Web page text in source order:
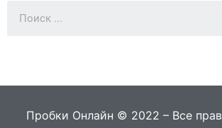
Пробки Онлайн © 2022 – Все